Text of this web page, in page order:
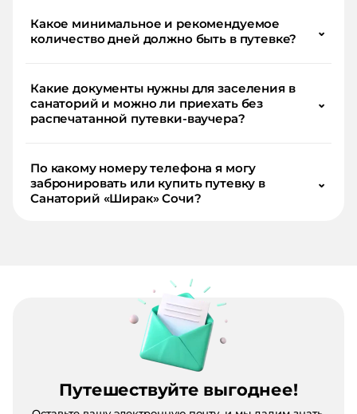
Какое минимальное и рекомендуемое
количество дней должно быть в путевке?
⌄
Какие документы нужны для заселения в
санаторий и можно ли приехать без
распечатанной путевки-ваучера?
⌄
По какому номеру телефона я могу
забронировать или купить путевку в
Санаторий «Ширак» Сочи?
⌄
Путешествуйте выгоднее!